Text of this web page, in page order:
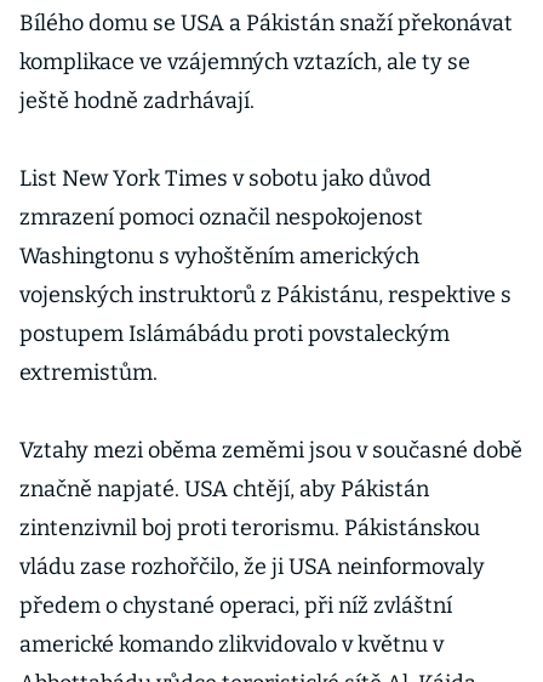
Bílého domu se USA a Pákistán snaží překonávat
komplikace ve vzájemných vztazích, ale ty se
ještě hodně zadrhávají.
List New York Times v sobotu jako důvod
zmrazení pomoci označil nespokojenost
Washingtonu s vyhoštěním amerických
vojenských instruktorů z Pákistánu, respektive s
postupem Islámábádu proti povstaleckým
extremistům.
Vztahy mezi oběma zeměmi jsou v současné době
značně napjaté. USA chtějí, aby Pákistán
zintenzivnil boj proti terorismu. Pákistánskou
vládu zase rozhořčilo, že ji USA neinformovaly
předem o chystané operaci, při níž zvláštní
americké komando zlikvidovalo v květnu v